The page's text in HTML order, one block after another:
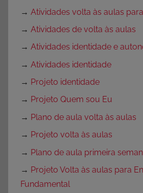
→ Atividades volta às aulas
→ Atividades de volta às aulas
→ Atividades identidade e
→ Atividades identidade
→ Projeto identidade
→ Projeto Quem sou Eu
→ Plano de aula volta às aulas
→ Projeto volta às aulas
→ Plano de aula primeira
→ Projeto Volta às aulas para
Fundamental